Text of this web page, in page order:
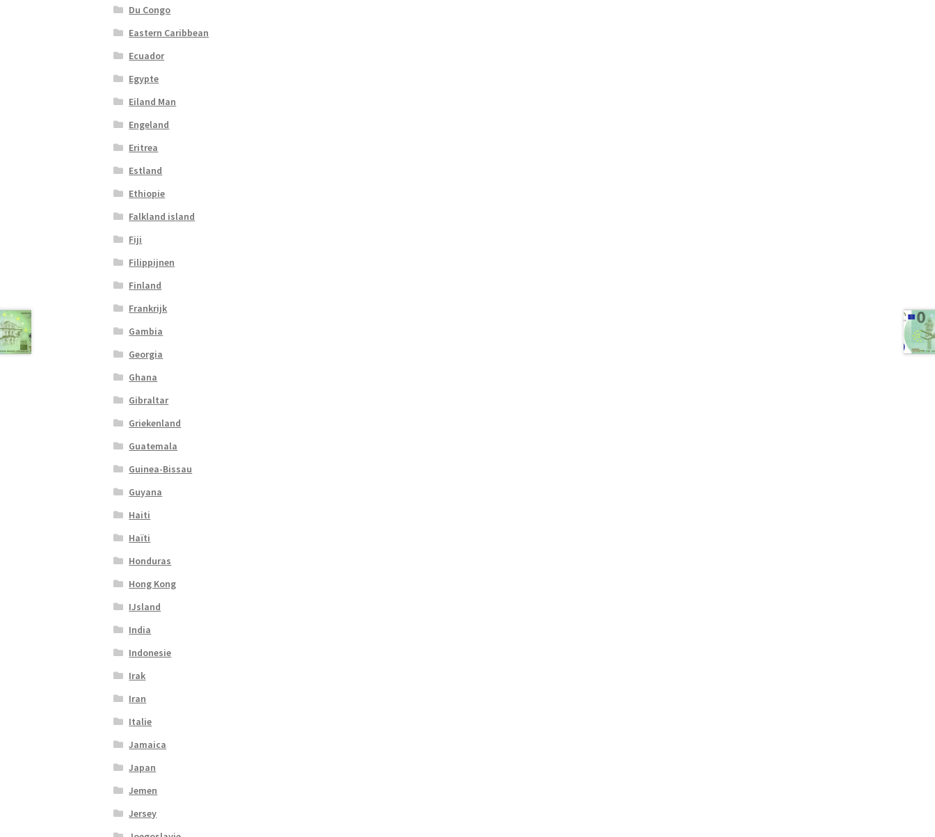
Du Congo
Eastern Caribbean
Ecuador
Egypte
Eiland Man
Engeland
Eritrea
Estland
Ethiopie
Falkland island
Fiji
Filippijnen
Finland
Frankrijk
Gambia
Georgia
Ghana
Gibraltar
Griekenland
Guatemala
Guinea-Bissau
Guyana
Haiti
Haïti
Honduras
Hong Kong
IJsland
India
Indonesie
Irak
Iran
Italie
Jamaica
Japan
Jemen
Jersey